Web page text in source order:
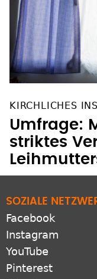
KIRCHLICHES
Umfrage:
striktes
SOZIALE
Facebook
Instagram
YouTube
Pinterest